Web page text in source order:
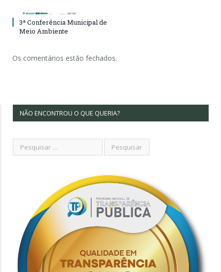
3ª Conferência Municipal de
Meio Ambiente
Os comentários estão fechados.
NÃO ENCONTROU O QUE QUERIA?